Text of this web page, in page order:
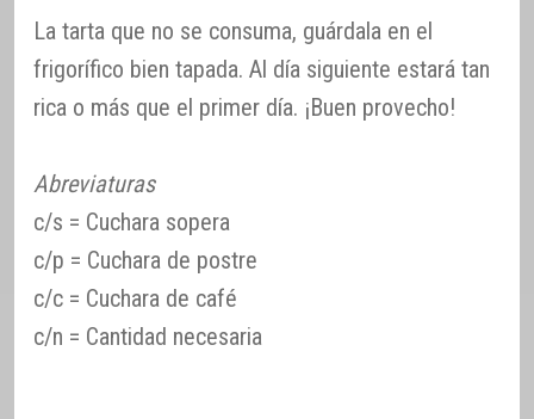
La tarta que no se consuma, guárdala en el
frigorífico bien tapada. Al día siguiente estará tan
rica o más que el primer día. ¡Buen provecho!
Abreviaturas
c/s = Cuchara sopera
c/p = Cuchara de postre
c/c = Cuchara de café
c/n = Cantidad necesaria